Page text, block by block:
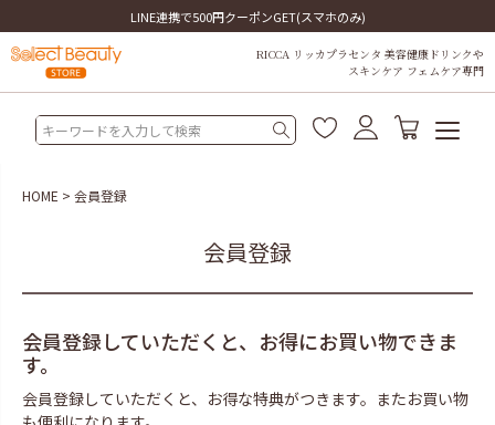
LINE連携で500円クーポンGET(スマホのみ)
RICCA リッカプラセンタ 美容健康ドリンクや
スキンケア フェムケア専門
HOME 会員登録
会員登録
会員登録していただくと、お得にお買い物できま
す。
会員登録していただくと、お得な特典がつきます。またお買い物